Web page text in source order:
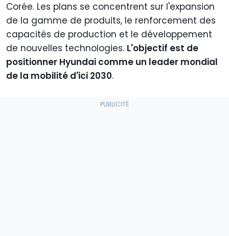
Corée. Les plans se concentrent sur l'expansion
de la gamme de produits, le renforcement des
capacités de production et le développement
de nouvelles technologies. L'objectif est de
positionner Hyundai comme un leader mondial
de la mobilité d'ici 2030.